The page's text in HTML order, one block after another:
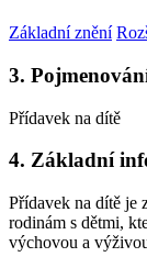
Základní znění
3.
Přídavek na dítě
4. Základní
Přídavek na dítě je
rodinám s dětmi,
výchovou a